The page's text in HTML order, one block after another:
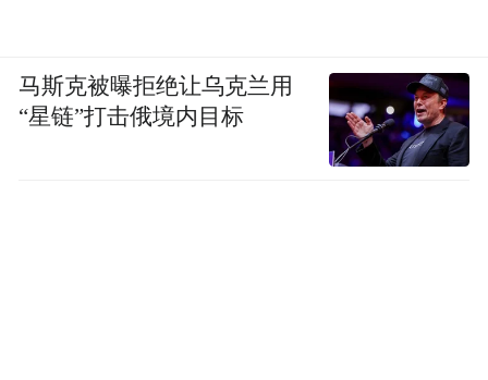
马斯克被曝拒绝让乌克兰用
“星链”打击俄境内目标